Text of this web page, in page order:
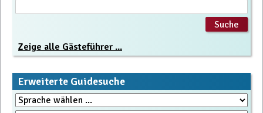
Zeige alle Gästeführer ...
Erweiterte Guidesuche